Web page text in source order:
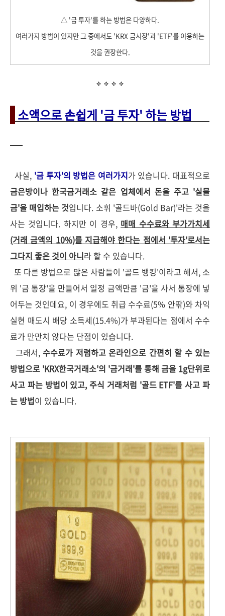
△ '금 투자'를 하는 방법은 다양하다.
여러가지 방법이 있지만 그 중에서도 'KRX 금시장'과 'ETF'를 이용하는
것을 권장한다.
소액으로 손쉽게 '금 투자' 하는 방법
사실, '금 투자'의 방법은 여러가지가 있습니다. 대표적으로
금은방이나 한국금거래소 같은 업체에서 돈을 주고 '실물
금'을 매입하는 것입니다. 소휘 '골드바(Gold Bar)'라는 것을
사는 것입니다. 하지만 이 경우, 매매 수수료와 부가가치세
(거래 금액의 10%)를 지급해야 한다는 점에서 '투자'로서는
그다지 좋은 것이 아니라 할 수 있습니다.
또 다른 방법으로 많은 사람들이 '골드 뱅킹'이라고 해서, 소
위 '금 통장'을 만들어서 일정 금액만큼 '금'을 사서 통장에 넣
어두는 것인데요, 이 경우에도 취급 수수료(5% 안팎)와 차익
실현 매도시 배당 소득세(15.4%)가 부과된다는 점에서 수수
료가 만만치 않다는 단점이 있습니다.
그래서,수수료가 저렴하고 온라인으로 간편히 할 수 있는
방법으로 'KRX한국거래소'의 '금거래'를 통해 금을 1g단위로
사고 파는 방법이 있고, 주식 거래처럼 '골드 ETF'를 사고 파
는 방법이 있습니다.